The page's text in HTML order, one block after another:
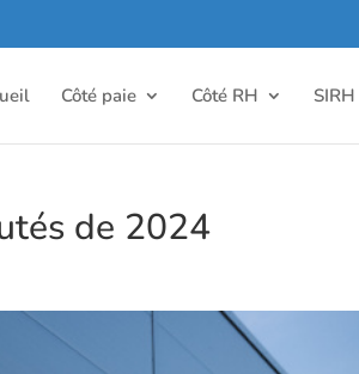
Côté paie Côté RH SIRH
de 2024